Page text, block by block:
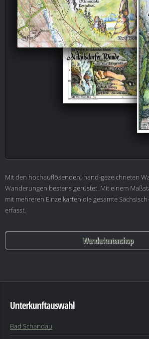
Mit den hochauflösenden, hand-gezeichneten
Wanderungen bestens gerüstet. Mit einem
mit mehreren Einzelkarten die gesamte
erfasst.
Wanderkartenshop
Unterkunftauswahl
Bad Schandau